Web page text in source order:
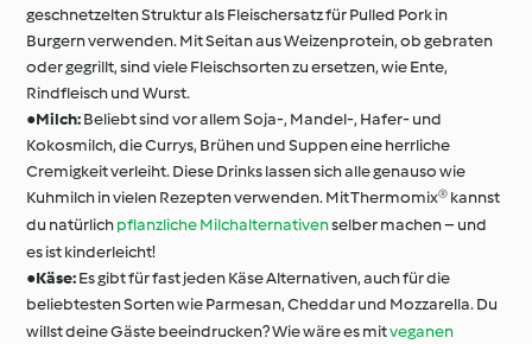
geschnetzelten Struktur als Fleischersatz für Pulled Pork in
Burgern verwenden. Mit Seitan aus Weizenprotein, ob gebraten
oder gegrillt, sind viele Fleischsorten zu ersetzen, wie Ente,
Rindfleisch und Wurst.
●Milch:Beliebt sind vor allem Soja-, Mandel-, Hafer- und
Kokosmilch, die Currys, Brühen und Suppen eine herrliche
Cremigkeit verleiht. Diese Drinks lassen sich alle genauso wie
Kuhmilch in vielen Rezepten verwenden. Mit Thermomix® kannst
du natürlichpflanzliche Milchalternativenselber machen – und
es ist kinderleicht!
●Käse:Es gibt für fast jeden Käse Alternativen, auch für die
beliebtesten Sorten wie Parmesan, Cheddar und Mozzarella. Du
willst deine Gäste beeindrucken? Wie wäre es mitveganen